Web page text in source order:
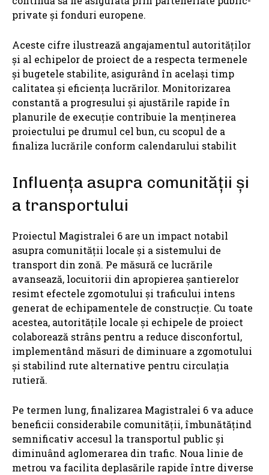
private și fonduri europene.
Aceste cifre ilustrează angajamentul autorităților
și al echipelor de proiect de a respecta termenele
și bugetele stabilite, asigurând în același timp
calitatea și eficiența lucrărilor. Monitorizarea
constantă a progresului și ajustările rapide în
planurile de execuție contribuie la menținerea
proiectului pe drumul cel bun, cu scopul de a
finaliza lucrările conform calendarului stabilit
Influența asupra comunității și
a transportului
Proiectul Magistralei 6 are un impact notabil
asupra comunității locale și a sistemului de
transport din zonă. Pe măsură ce lucrările
avansează, locuitorii din apropierea șantierelor
resimt efectele zgomotului și traficului intens
generat de echipamentele de construcție. Cu toate
acestea, autoritățile locale și echipele de proiect
colaborează strâns pentru a reduce disconfortul,
implementând măsuri de diminuare a zgomotului
și stabilind rute alternative pentru circulația
rutieră.
Pe termen lung, finalizarea Magistralei 6 va aduce
beneficii considerabile comunității, îmbunătățind
semnificativ accesul la transportul public și
diminuând aglomerarea din trafic. Noua linie de
metrou va facilita deplasările rapide între diverse